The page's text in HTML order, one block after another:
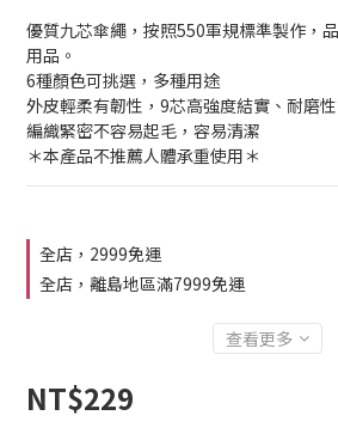
優質九芯傘繩，按照550軍規標準製作，
用品。
6種顏色可挑選，多種用途
外皮輕柔有韌性，9芯高強度結實、耐磨
編織緊密不容易起毛，容易清潔
＊本產品不推薦人體承重使用＊
全店，2999免運
全店，離島地區滿7999免運
查看更多
NT$229